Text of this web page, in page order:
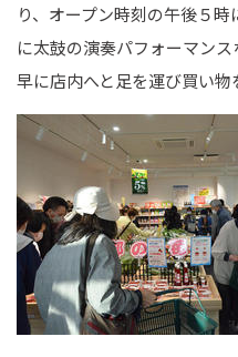
り、オープン時刻の午後５
に太鼓の演奏パフォーマン
早に店内へと足を運び買い物